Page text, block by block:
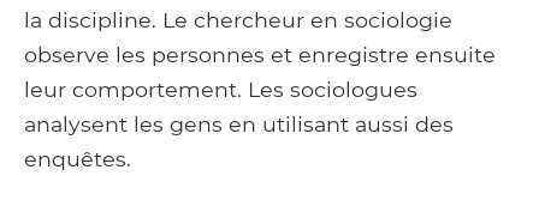
la discipline. Le chercheur en sociologie
observe les personnes et enregistre ensuite
leur comportement. Les sociologues
analysent les gens en utilisant aussi des
enquêtes.